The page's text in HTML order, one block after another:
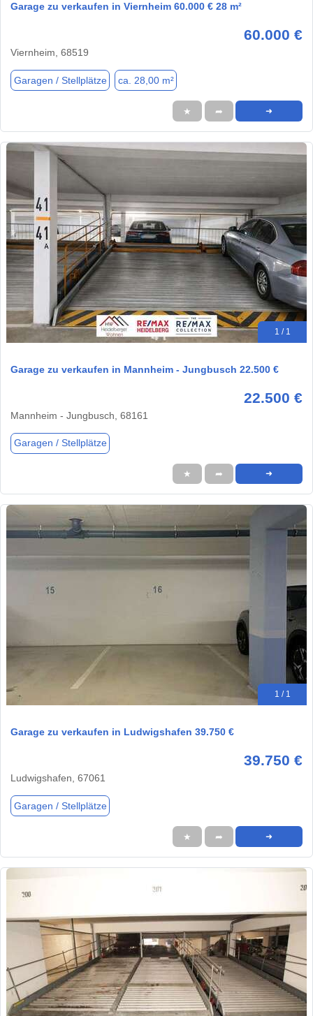
Garage zu verkaufen in Viernheim 60.000 € 28 m²
60.000 €
Viernheim, 68519
Garagen / Stellplätze ca. 28,00 m²
★ ➦ ➜
1 / 1
Garage zu verkaufen in Mannheim - Jungbusch 22.500 €
22.500 €
Mannheim - Jungbusch, 68161
Garagen / Stellplätze
★ ➦ ➜
1 / 1
Garage zu verkaufen in Ludwigshafen 39.750 €
39.750 €
Ludwigshafen, 67061
Garagen / Stellplätze
★ ➦ ➜